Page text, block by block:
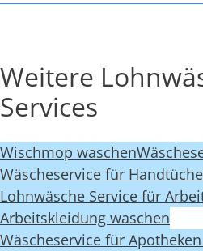
Weitere
Services
Wischmop waschen
Wäscheservice für
Lohnwäsche Service für
Arbeitskleidung waschen
Wäscheservice für